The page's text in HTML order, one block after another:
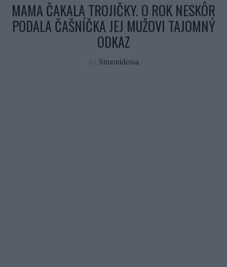
MAMA ČAKALA TROJIČKY. O ROK NESKÔR
PODALA ČAŠNÍČKA JEJ MUŽOVI TAJOMNÝ
ODKAZ
by Simonidessa